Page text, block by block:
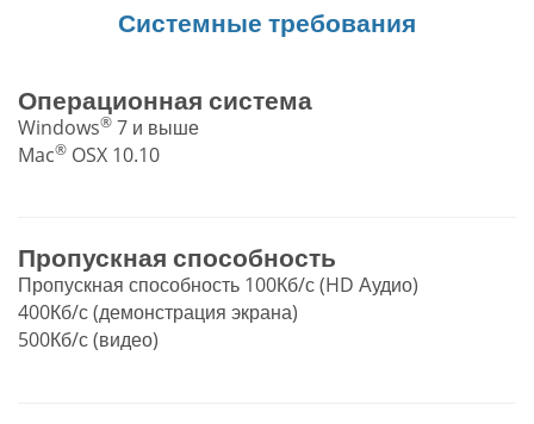
Системные требования
Операционная система
Windows® 7 и выше
Mac® OSX 10.10
Пропускная способность
Пропускная способность 100Кб/с (HD Аудио)
400Кб/с (демонстрация экрана)
500Кб/с (видео)